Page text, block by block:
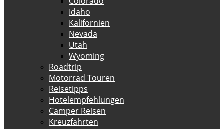
Idaho
Kalifornien
Nevada
Utah
Wyoming
Roadtrip
Motorrad Touren
Reisetipps
Hotelempfehlungen
Camper Reisen
Kreuzfahrten